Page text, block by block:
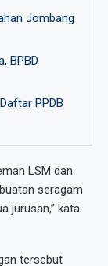
Jombang
BPBD
PPDB
LSM dan
seragam
jurusan,” kata
tersebut